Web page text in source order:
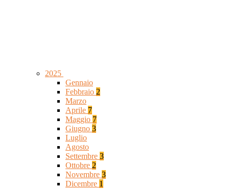
2025
Gennaio
Febbraio 2
Marzo
Aprile 7
Maggio 7
Giugno 3
Luglio
Agosto
Settembre 3
Ottobre 2
Novembre 3
Dicembre 1